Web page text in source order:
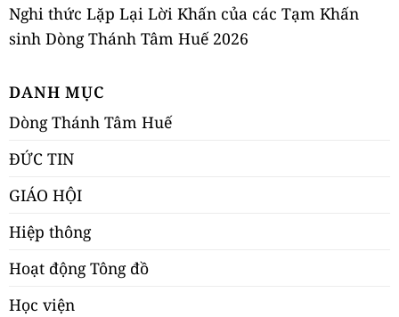
Nghi thức Lặp Lại Lời Khấn của các Tạm Khấn
sinh Dòng Thánh Tâm Huế 2026
DANH MỤC
Dòng Thánh Tâm Huế
ĐỨC TIN
GIÁO HỘI
Hiệp thông
Hoạt động Tông đồ
Học viện